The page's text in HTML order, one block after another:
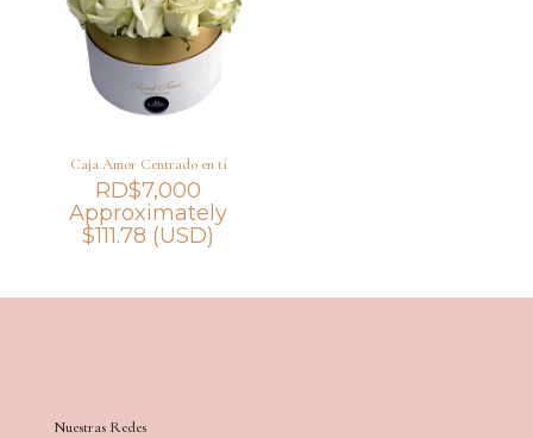
Caja Amor Centrado en tí
RD$7,000
Approximately
$111.78 (USD)
Nuestras Redes